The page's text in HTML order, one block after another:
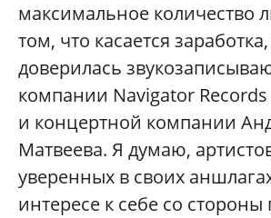
максимальное количество
том, что касается
доверилась
компании Navigator Records
и концертной компании
Матвеева. Я думаю,
уверенных в своих
интересе к себе со стороны